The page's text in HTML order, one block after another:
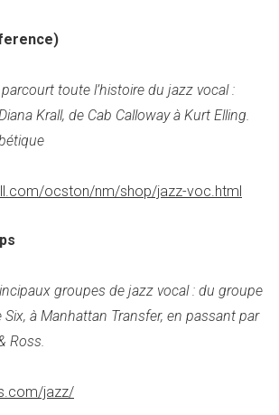
toute l’histoire du jazz vocal :
Krall, de Cab Calloway à Kurt Elling.
ocston/nm/shop/jazz-voc.html
groupes de jazz vocal : du groupe
Six, à Manhattan Transfer, en passant par
Ross.
jazz/